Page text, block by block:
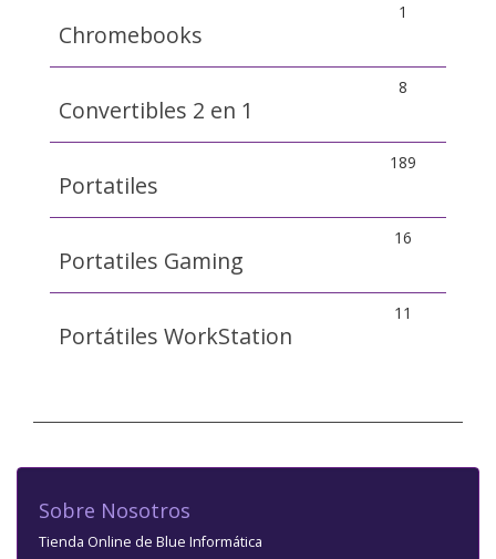
Chromebooks
1
Convertibles 2 en 1
8
Portatiles
189
Portatiles Gaming
16
Portátiles WorkStation
11
Sobre Nosotros
Tienda Online de Blue Informática